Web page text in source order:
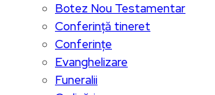
Botez Nou Testamentar
Conferință tineret
Conferințe
Evanghelizare
Funeralii